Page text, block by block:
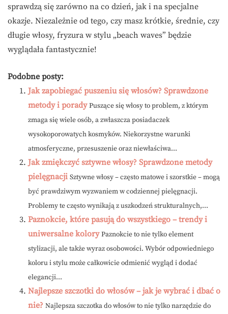
sprawdzą się zarówno na co dzień, jak i na specjalne
okazje. Niezależnie od tego, czy masz krótkie, średnie, czy
długie włosy, fryzura w stylu „beach waves” będzie
wyglądała fantastycznie!
Podobne posty:
Jak zapobiegać puszeniu się włosów? Sprawdzone
metody i porady Puszące się włosy to problem, z którym
zmaga się wiele osób, a zwłaszcza posiadaczek
wysokoporowatych kosmyków. Niekorzystne warunki
atmosferyczne, przesuszenie oraz niewłaściwa...
Jak zmiękczyć sztywne włosy? Sprawdzone metody
pielęgnacji Sztywne włosy – często matowe i szorstkie – mogą
być prawdziwym wyzwaniem w codziennej pielęgnacji.
Problemy te często wynikają z uszkodzeń strukturalnych,...
Paznokcie, które pasują do wszystkiego – trendy i
uniwersalne kolory Paznokcie to nie tylko element
stylizacji, ale także wyraz osobowości. Wybór odpowiedniego
koloru i stylu może całkowicie odmienić wygląd i dodać
elegancji...
Najlepsze szczotki do włosów – jak je wybrać i dbać o
nie? Najlepsza szczotka do włosów to nie tylko narzędzie do